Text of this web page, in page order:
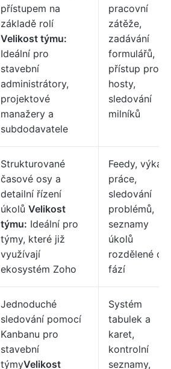
přístupem na
základě rolí
Velikost týmu:
Ideální pro
stavební
administrátory,
projektové
manažery a
subdodavatele
pracovní
zátěže,
zadávání
formulářů,
přístup pro
hosty,
sledování
milníků
Strukturované
časové osy a
detailní řízení
úkolů Velikost
týmu: Ideální pro
týmy, které již
využívají
ekosystém Zoho
Feedy,
práce,
sledování
problémů,
seznamy
úkolů
rozdělené do
fází
Jednoduché
sledování pomocí
Kanbanu pro
stavební
týmyVelikost
Systém
tabulek a
karet,
kontrolní
seznamy,